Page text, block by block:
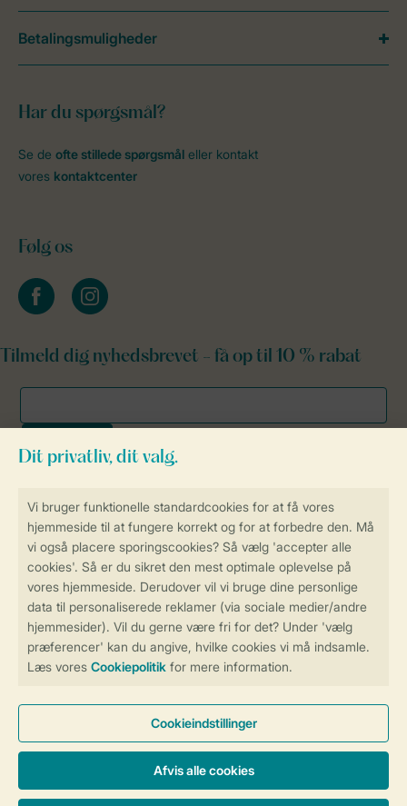
Få en personligt tilpasset oplevelse
på Landal.dk
Sikker og hurtig online booking
Sikker datahåndtering
Har du spørgsmål?
Se de ofte stillede spørgsmål eller kontakt
vores kontaktcenter
Følg os
facebookinstagram
Tilmeld dig nyhedsbrevet - få op til 10 % rabat
Betalingsmuligheder
Vilkår og betingelser Persondatapolitik Cookies og banner